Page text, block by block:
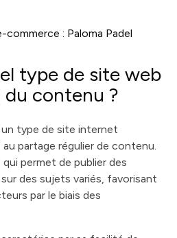
commerce : Paloma Padel
type de site web
contenu ?
type de site internet
partage régulier de contenu.
permet de publier des
des sujets variés, favorisant
par le biais des